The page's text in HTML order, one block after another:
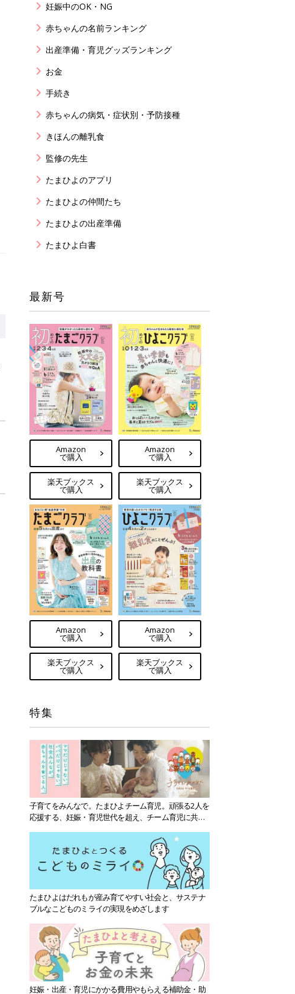
妊娠中のOK・NG
赤ちゃんの名前ランキング
出産準備・育児グッズランキング
お金
手続き
赤ちゃんの病気・症状別・予防接種
きほんの離乳食
監修の先生
たまひよのアプリ
たまひよの仲間たち
たまひよの出産準備
たまひよ白書
最新号
Amazon
で購入
楽天ブックス
で購入
Amazon
で購入
楽天ブックス
で購入
Amazon
で購入
楽天ブックス
で購入
Amazon
で購入
楽天ブックス
で購入
特集
子育てをみんなで。たまひよチーム育児。頑張る2人を
応援する、妊娠・育児世代を超え、チーム育児に共感
たまひよはだれもが産み育てやすい社会と、サステナ
ブルなこどものミライの実現をめざします
妊娠・出産・育児にかかる費用やもらえる補助金・助